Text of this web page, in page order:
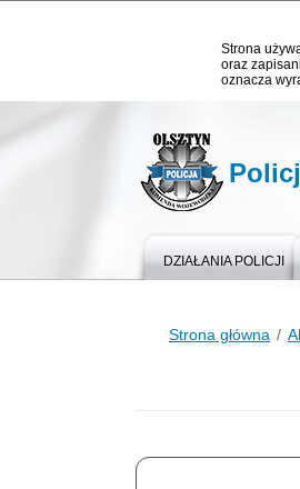
Strona
oraz
oznacza
DZIAŁANIA POLICJI
Strona główna